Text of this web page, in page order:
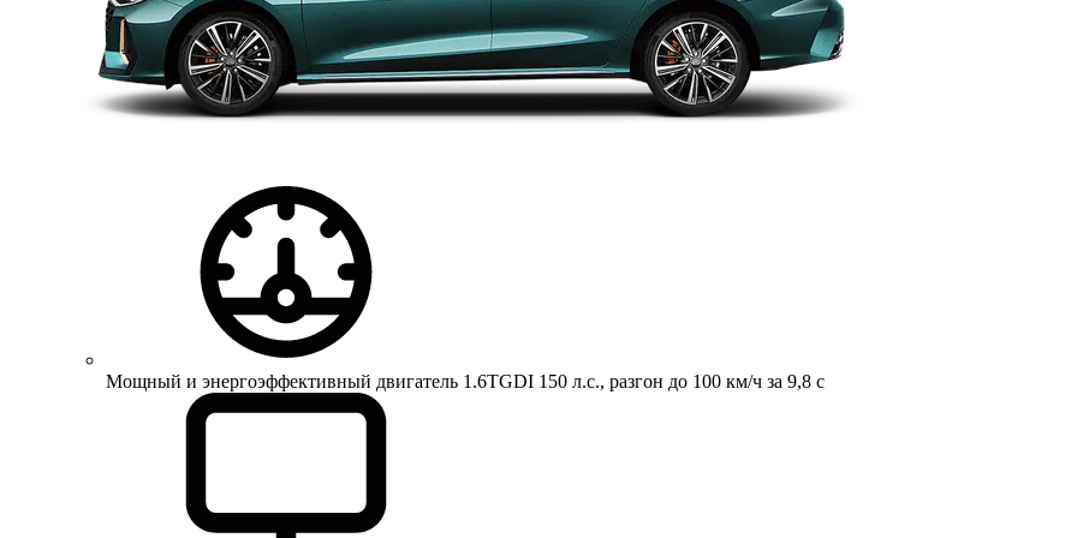
Мощный и энергоэффективный двигатель 1.6TGDI 150 л.с., разгон до 100 км/ч за 9,8 с